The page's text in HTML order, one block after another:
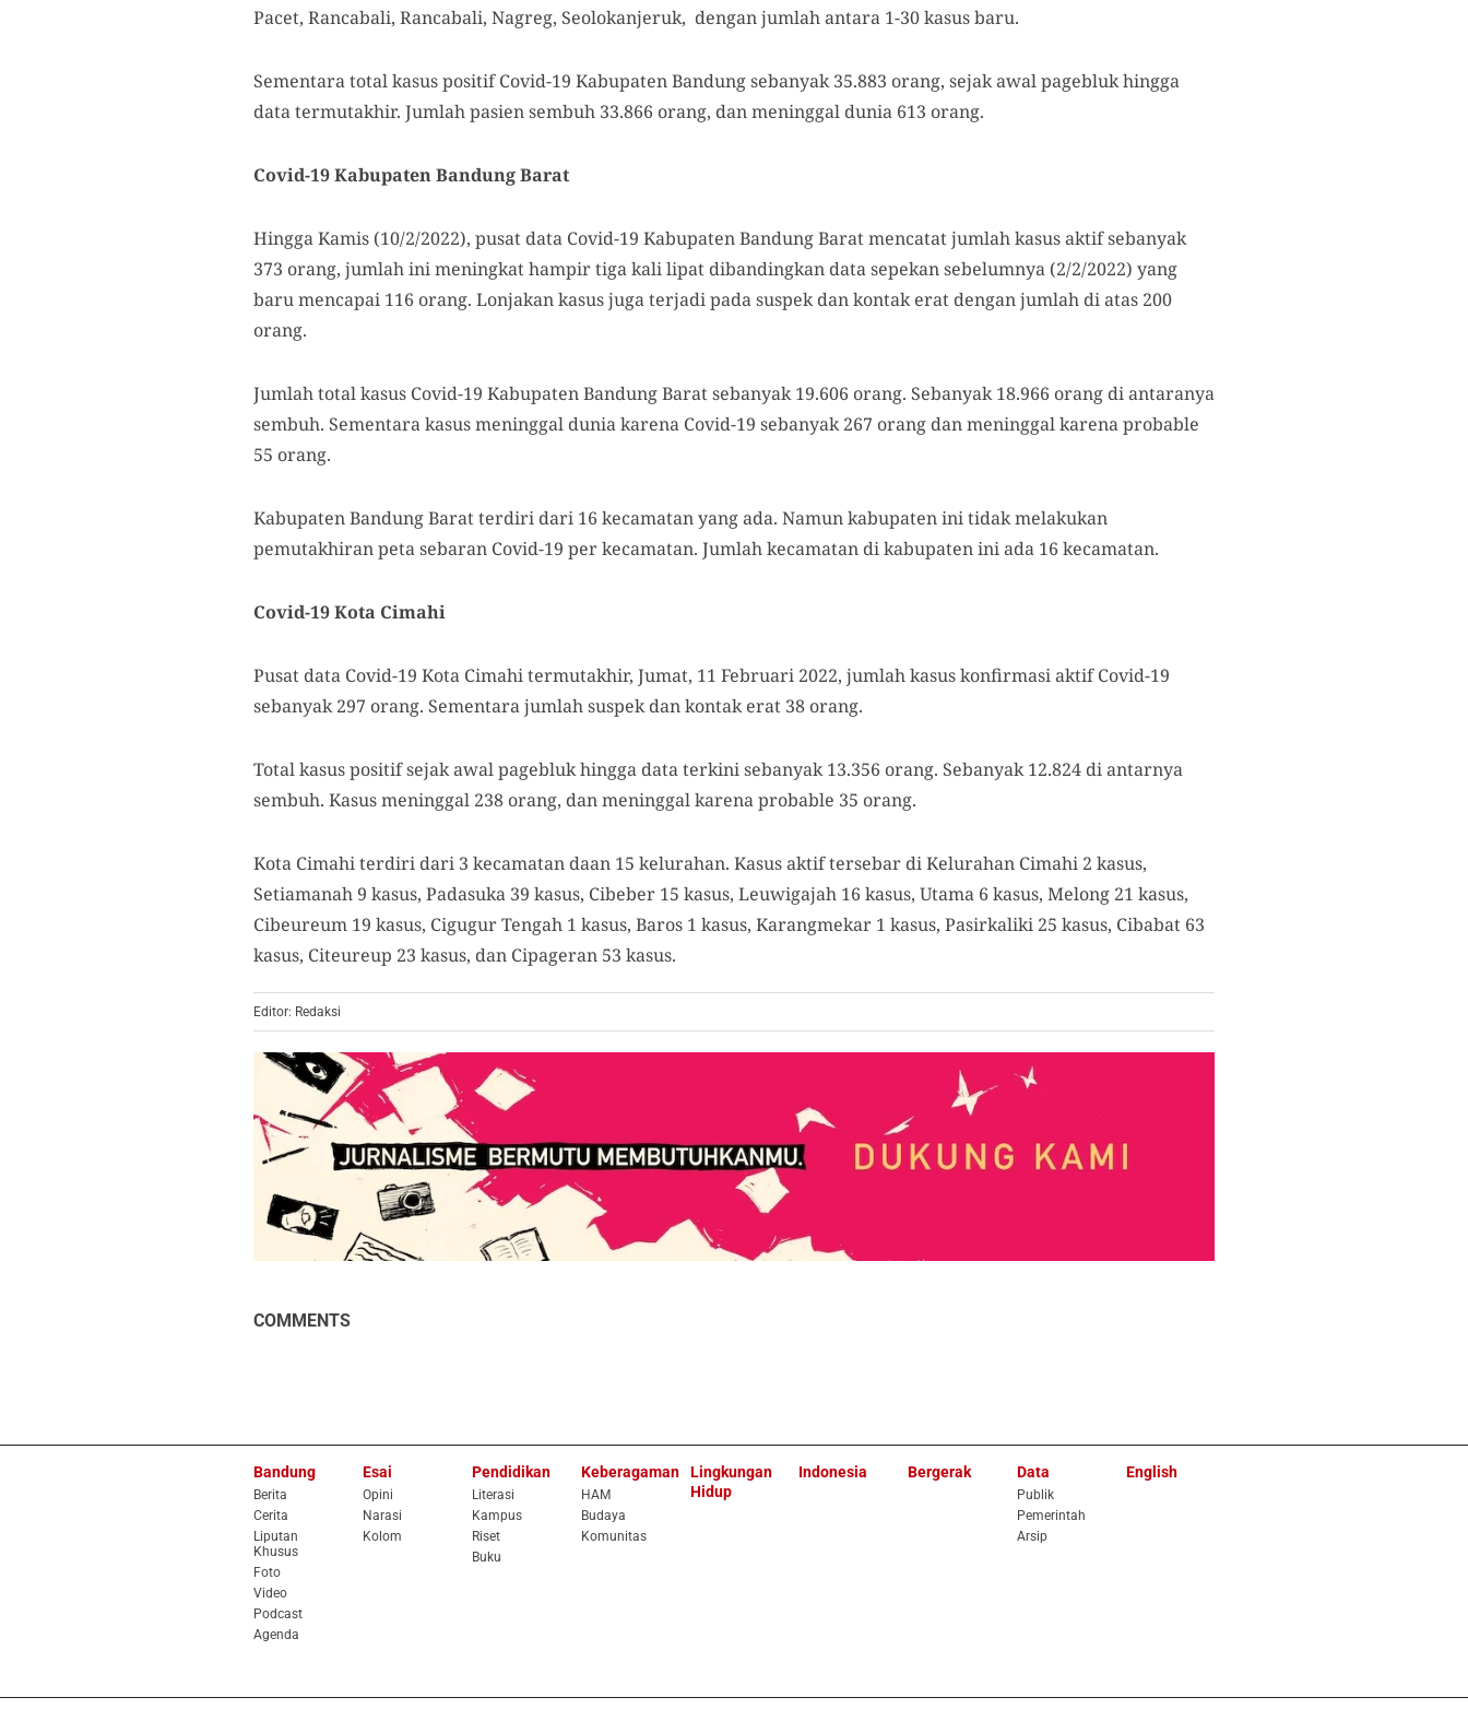
Pacet, Rancabali, Rancabali, Nagreg, Seolokanjeruk, dengan jumlah antara 1-30 kasus baru.
Sementara total kasus positif Covid-19 Kabupaten Bandung sebanyak 35.883 orang, sejak awal pagebluk hingga
data termutakhir. Jumlah pasien sembuh 33.866 orang, dan meninggal dunia 613 orang.
Covid-19 Kabupaten Bandung Barat
Hingga Kamis (10/2/2022), pusat data Covid-19 Kabupaten Bandung Barat mencatat jumlah kasus aktif sebanyak
373 orang, jumlah ini meningkat hampir tiga kali lipat dibandingkan data sepekan sebelumnya (2/2/2022) yang
baru mencapai 116 orang. Lonjakan kasus juga terjadi pada suspek dan kontak erat dengan jumlah di atas 200
orang.
Jumlah total kasus Covid-19 Kabupaten Bandung Barat sebanyak 19.606 orang. Sebanyak 18.966 orang di antaranya
sembuh. Sementara kasus meninggal dunia karena Covid-19 sebanyak 267 orang dan meninggal karena probable
55 orang.
Kabupaten Bandung Barat terdiri dari 16 kecamatan yang ada. Namun kabupaten ini tidak melakukan
pemutakhiran peta sebaran Covid-19 per kecamatan. Jumlah kecamatan di kabupaten ini ada 16 kecamatan.
Covid-19 Kota Cimahi
Pusat data Covid-19 Kota Cimahi termutakhir, Jumat, 11 Februari 2022, jumlah kasus konfirmasi aktif Covid-19
sebanyak 297 orang. Sementara jumlah suspek dan kontak erat 38 orang.
Total kasus positif sejak awal pagebluk hingga data terkini sebanyak 13.356 orang. Sebanyak 12.824 di antarnya
sembuh. Kasus meninggal 238 orang, dan meninggal karena probable 35 orang.
Kota Cimahi terdiri dari 3 kecamatan daan 15 kelurahan. Kasus aktif tersebar di Kelurahan Cimahi 2 kasus,
Setiamanah 9 kasus, Padasuka 39 kasus, Cibeber 15 kasus, Leuwigajah 16 kasus, Utama 6 kasus, Melong 21 kasus,
Cibeureum 19 kasus, Cigugur Tengah 1 kasus, Baros 1 kasus, Karangmekar 1 kasus, Pasirkaliki 25 kasus, Cibabat 63
kasus, Citeureup 23 kasus, dan Cipageran 53 kasus.
Editor: Redaksi
COMMENTS
Bandung
Berita
Cerita
Liputan
Khusus
Foto
Video
Podcast
Agenda
Esai
Opini
Narasi
Kolom
Pendidikan
Literasi
Kampus
Riset
Buku
Keberagaman
HAM
Budaya
Komunitas
Lingkungan
Hidup
Indonesia Bergerak Data
Publik
Pemerintah
Arsip
English